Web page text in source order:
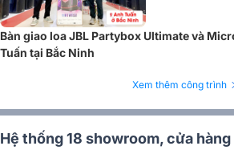
Bên trong đầu micro được tích hợp
thở gấp, âm gió hay những tiếng "phì, xì"
tố thường bị phóng đại khi dùng micro thu
Bàn giao loa JBL Partybox Ultimate và
Tuấn tại Bắc Ninh
Xem thêm công trình
Hệ thống 18 showroom, cửa hàng